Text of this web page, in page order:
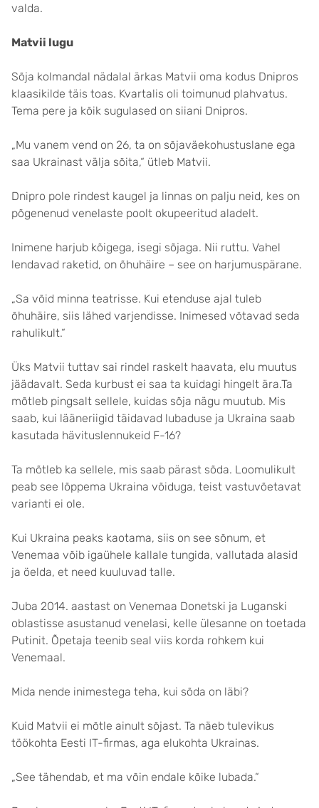
valda.
Matvii lugu
Sõja kolmandal nädalal ärkas Matvii oma kodus Dnipros
klaasikilde täis toas. Kvartalis oli toimunud plahvatus.
Tema pere ja kõik sugulased on siiani Dnipros.
„Mu vanem vend on 26, ta on sõjaväekohustuslane ega
saa Ukrainast välja sõita,“ ütleb Matvii.
Dnipro pole rindest kaugel ja linnas on palju neid, kes on
põgenenud venelaste poolt okupeeritud aladelt.
Inimene harjub kõigega, isegi sõjaga. Nii ruttu. Vahel
lendavad raketid, on õhuhäire – see on harjumuspärane.
„Sa võid minna teatrisse. Kui etenduse ajal tuleb
õhuhäire, siis lähed varjendisse. Inimesed võtavad seda
rahulikult.“
Üks Matvii tuttav sai rindel raskelt haavata, elu muutus
jäädavalt. Seda kurbust ei saa ta kuidagi hingelt ära.Ta
mõtleb pingsalt sellele, kuidas sõja nägu muutub. Mis
saab, kui lääneriigid täidavad lubaduse ja Ukraina saab
kasutada hävituslennukeid F-16?
Ta mõtleb ka sellele, mis saab pärast sõda. Loomulikult
peab see lõppema Ukraina võiduga, teist vastuvõetavat
varianti ei ole.
Kui Ukraina peaks kaotama, siis on see sõnum, et
Venemaa võib igaühele kallale tungida, vallutada alasid
ja öelda, et need kuuluvad talle.
Juba 2014. aastast on Venemaa Donetski ja Luganski
oblastisse asustanud venelasi, kelle ülesanne on toetada
Putinit. Õpetaja teenib seal viis korda rohkem kui
Venemaal.
Mida nende inimestega teha, kui sõda on läbi?
Kuid Matvii ei mõtle ainult sõjast. Ta näeb tulevikus
töökohta Eesti IT-firmas, aga elukohta Ukrainas.
„See tähendab, et ma võin endale kõike lubada.“